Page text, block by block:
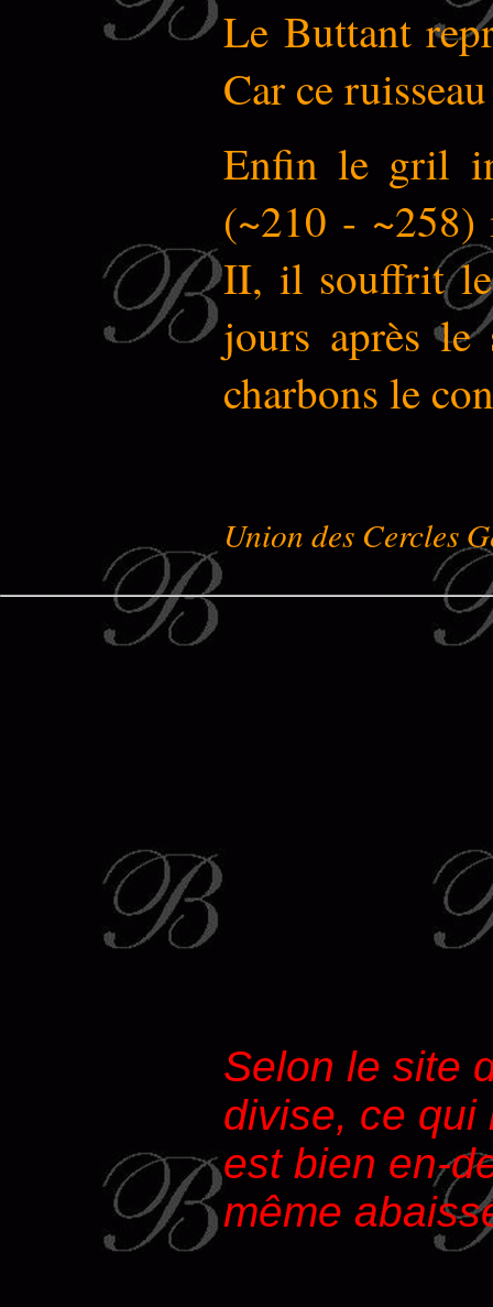
Le Buttant
Car ce
Enfin le gril
(~210 - ~258)
II, il souffrit le
jours après le
charbons le
Union des Cercles
Selon le site
divise, ce qui
est bien en-
même